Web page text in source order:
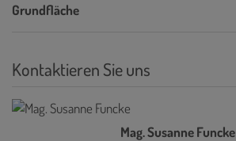
Grundfläche
Kontaktieren Sie uns
Mag. Susanne Funcke